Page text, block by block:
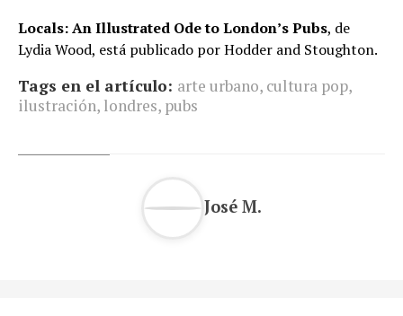
Locals: An Illustrated Ode to London’s Pubs, de
Lydia Wood, está publicado por Hodder and Stoughton.
Tags en el artículo: arte urbano, cultura pop,
ilustración, londres, pubs
José M.